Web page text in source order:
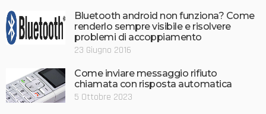
Bluetooth android non funziona? Come
renderlo sempre visibile e risolvere
problemi di accoppiamento
23 Giugno 2016
Come inviare messaggio rifiuto
chiamata con risposta automatica
5 Ottobre 2023